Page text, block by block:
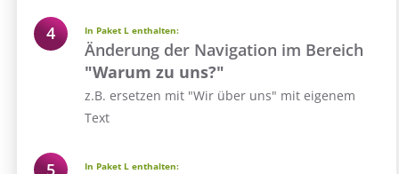
In Paket L enthalten:
Änderung der Navigation im Bereich
"Warum zu uns?"
z.B. ersetzen mit "Wir über uns" mit eigenem
Text
In Paket L enthalten: